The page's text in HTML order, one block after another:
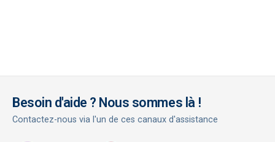
Besoin d'aide ? Nous sommes là !
Contactez-nous via l'un de ces canaux d'assistance